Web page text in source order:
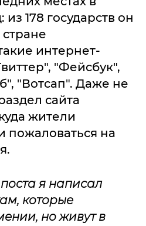
178 государств он
интернет-
"Фейсбук",
"Вотсап". Даже не
сайта
жители
пожаловаться на
я написал
которые
но живут в